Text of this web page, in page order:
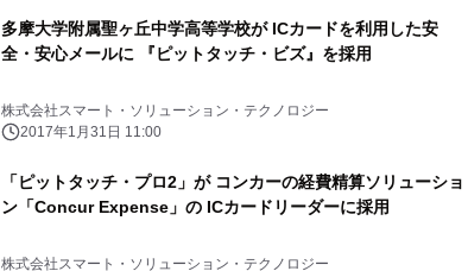
多摩大学附属聖ヶ丘中学高等学校が ICカードを利用した安
全・安心メールに 『ピットタッチ・ビズ』を採用
株式会社スマート・ソリューション・テクノロジー
2017年1月31日 11:00
「ピットタッチ・プロ2」が コンカーの経費精算ソリューショ
ン「Concur Expense」の ICカードリーダーに採用
株式会社スマート・ソリューション・テクノロジー